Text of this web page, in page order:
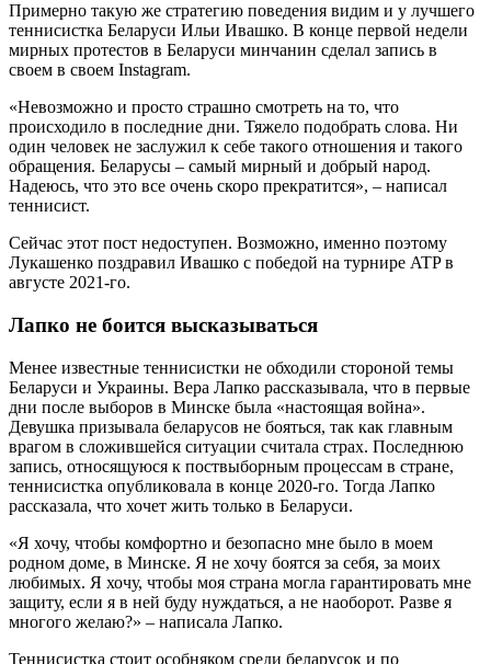
Примерно такую же стратегию поведения видим и у лучшего
теннисистка Беларуси Ильи Ивашко. В конце первой недели
мирных протестов в Беларуси минчанин сделал запись в
своем в своем Instagram.
«Невозможно и просто страшно смотреть на то, что
происходило в последние дни. Тяжело подобрать слова. Ни
один человек не заслужил к себе такого отношения и такого
обращения. Беларусы – самый мирный и добрый народ.
Надеюсь, что это все очень скоро прекратится», – написал
теннисист.
Сейчас этот пост недоступен. Возможно, именно поэтому
Лукашенко поздравил Ивашко с победой на турнире ATP в
августе 2021-го.
Лапко не боится высказываться
Менее известные теннисистки не обходили стороной темы
Беларуси и Украины. Вера Лапко рассказывала, что в первые
дни после выборов в Минске была «настоящая война».
Девушка призывала беларусов не бояться, так как главным
врагом в сложившейся ситуации считала страх. Последнюю
запись, относящуюся к поствыборным процессам в стране,
теннисистка опубликовала в конце 2020-го. Тогда Лапко
рассказала, что хочет жить только в Беларуси.
«Я хочу, чтобы комфортно и безопасно мне было в моем
родном доме, в Минске. Я не хочу боятся за себя, за моих
любимых. Я хочу, чтобы моя страна могла гарантировать мне
защиту, если я в ней буду нуждаться, а не наоборот. Разве я
многого желаю?» – написала Лапко.
Теннисистка стоит особняком среди беларусок и по